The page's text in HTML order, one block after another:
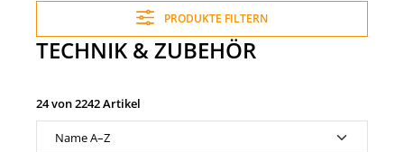
PRODUKTE FILTERN
TECHNIK & ZUBEHÖR
24 von 2242 Artikel